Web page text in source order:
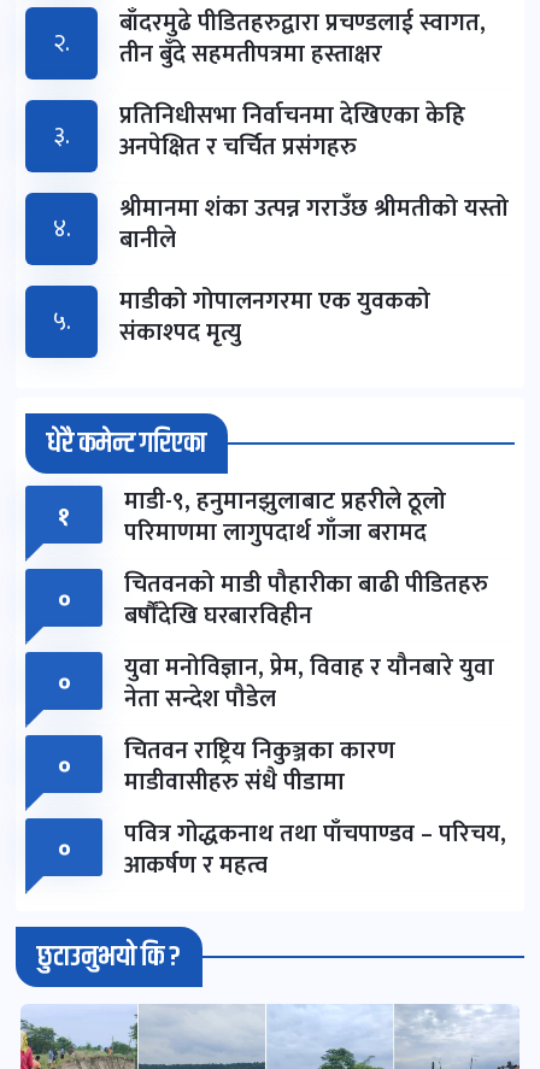
२.
बाँदरमुढे पीडितहरुद्वारा प्रचण्डलाई स्वागत,
तीन बुँदे सहमतीपत्रमा हस्ताक्षर
३.
प्रतिनिधीसभा निर्वाचनमा देखिएका केहि
अनपेक्षित र चर्चित प्रसंगहरु
४.
श्रीमानमा शंका उत्पन्न गराउँछ श्रीमतीको यस्तो
बानीले
५.
माडीको गोपालनगरमा एक युवकको
संकाश्पद मृत्यु
धेरै कमेन्ट गरिएका
१ माडी-९, हनुमानझुलाबाट प्रहरीले ठूलो
परिमाणमा लागुपदार्थ गाँजा बरामद
०
चितवनको माडी पौहारीका बाढी पीडितहरु
बर्षौंदेखि घरबारविहीन
०
युवा मनोविज्ञान, प्रेम, विवाह र यौनबारे युवा
नेता सन्देश पौडेल
०
चितवन राष्ट्रिय निकुञ्जका कारण
माडीवासीहरु संधै पीडामा
०
पवित्र गोद्धकनाथ तथा पाँचपाण्डव – परिचय,
आकर्षण र महत्व
छुटाउनुभयो कि ?